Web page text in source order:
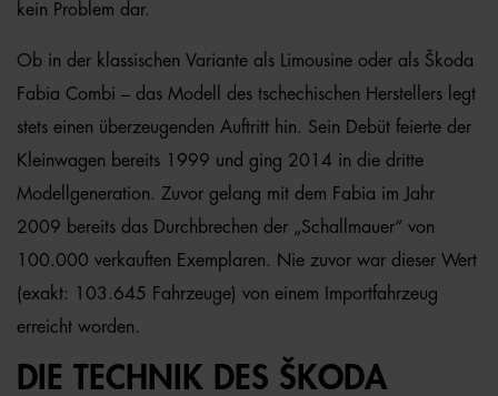
kein Problem dar.
Ob in der klassischen Variante als Limousine oder als Škoda
Fabia Combi – das Modell des tschechischen Herstellers legt
stets einen überzeugenden Auftritt hin. Sein Debüt feierte der
Kleinwagen bereits 1999 und ging 2014 in die dritte
Modellgeneration. Zuvor gelang mit dem Fabia im Jahr
2009 bereits das Durchbrechen der „Schallmauer“ von
100.000 verkauften Exemplaren. Nie zuvor war dieser Wert
(exakt: 103.645 Fahrzeuge) von einem Importfahrzeug
erreicht worden.
DIE TECHNIK DES ŠKODA